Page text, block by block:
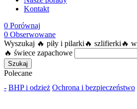
Kontakt
0 Porównaj
0 Obserwowane
Wyszukaj 🔥 piły i pilarki 🔥 szlifierki 🔥
🔥 świece zapachowe
Szukaj
Polecane
- BHP i odzież Ochrona i bezpieczeństwo